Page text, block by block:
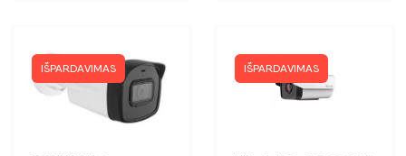
IŠPARDAVIMAS IŠPARDAVIMAS